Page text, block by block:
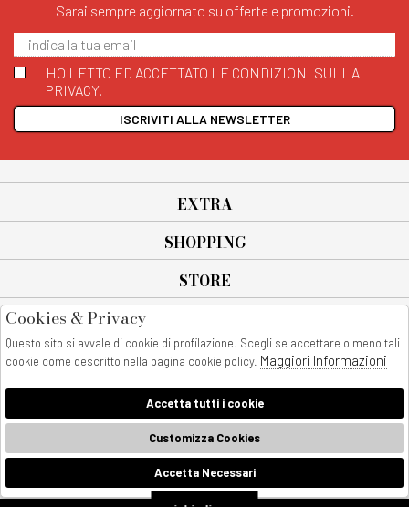
Sarai sempre aggiornato su offerte e promozioni.
HO LETTO ED ACCETTATO LE CONDIZIONI SULLA
PRIVACY.
ISCRIVITI ALLA NEWSLETTER
EXTRA
SHOPPING
STORE
All rights reserved - © Copyright 2026
AnyAnyluxury srl - Sede Legale: Corso Vittorio Emanuele 90/A - 80053
castellammare di stabia - Italia
🍪
Cookies & Privacy
Questo sito si avvale di cookie di profilazione. Scegli se accettare o meno tali
cookie come descritto nella pagina cookie policy. Maggiori Informazioni
Accetta tutti i cookie
Customizza Cookies
Accetta Necessari